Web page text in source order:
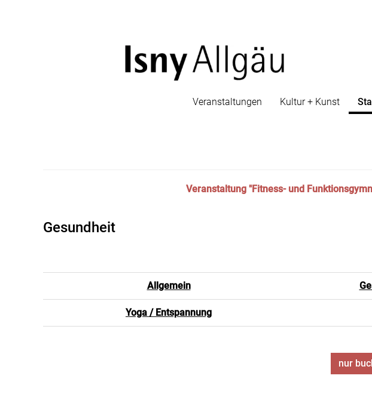
Veranstaltungen Kultur + Kunst
Veranstaltung "Fitness- und
Gesundheit
Allgemein
Yoga / Entspannung
nur